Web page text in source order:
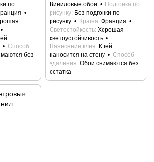
по
Способ
без
Виниловые обои
Подгонка по
рисунку Без подгонки по
рисунку
Країна Франция
Светостойкость Хорошая
светоустойчивость
Нанесение клея Клей
наносится на стену
Способ
удаления Обои снимаются без
остатка